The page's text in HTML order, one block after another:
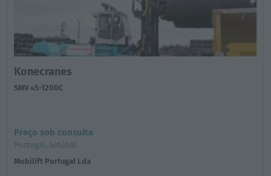
Konecranes
SMV 45-1200C
Preço sob consulta
Portugal, Setúbal
Mobilift Portugal Lda